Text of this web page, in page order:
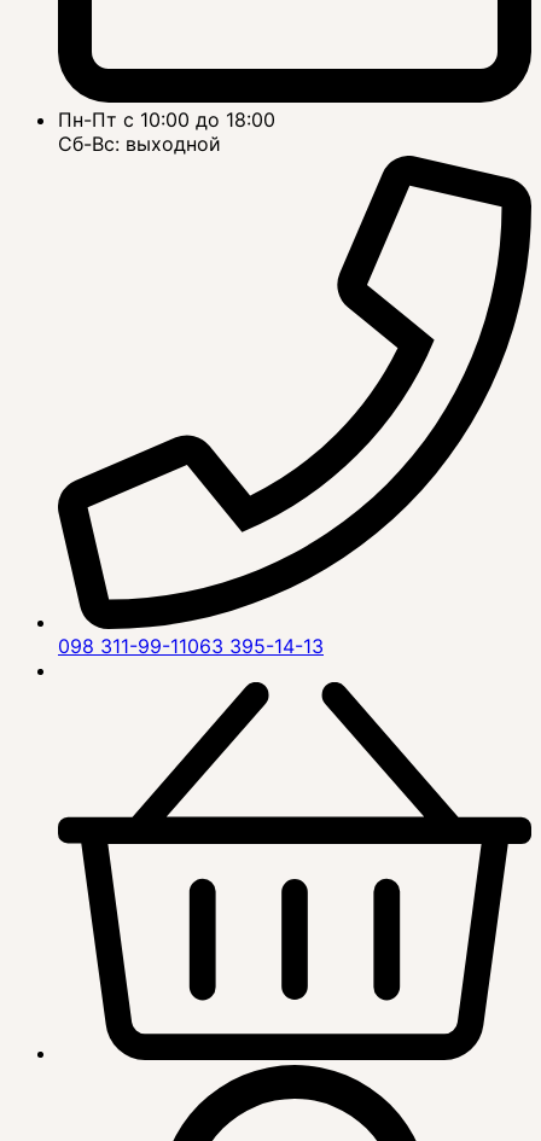
Пн-Пт с 10:00 до 18:00
Сб-Вс: выходной
098 311-99-11063 395-14-13